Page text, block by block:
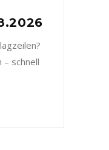
schnell